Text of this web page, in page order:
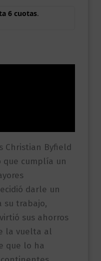
Christian Byfield
que cumplía un
darle un
su trabajo,
sus ahorros
la vuelta al
que lo ha